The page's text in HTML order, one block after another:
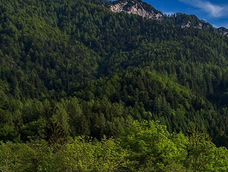
személyesen.
személyesen a
címen tudjátok
Kérelmeteket
amennyiben
ovi bejárata a
nyíló
Szeretettel